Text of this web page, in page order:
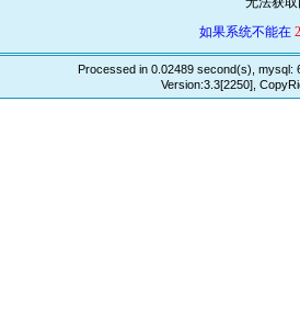
如果系统不能在 2
Processed in 0.02489 second(s), mysql:
Version:3.3[2250],